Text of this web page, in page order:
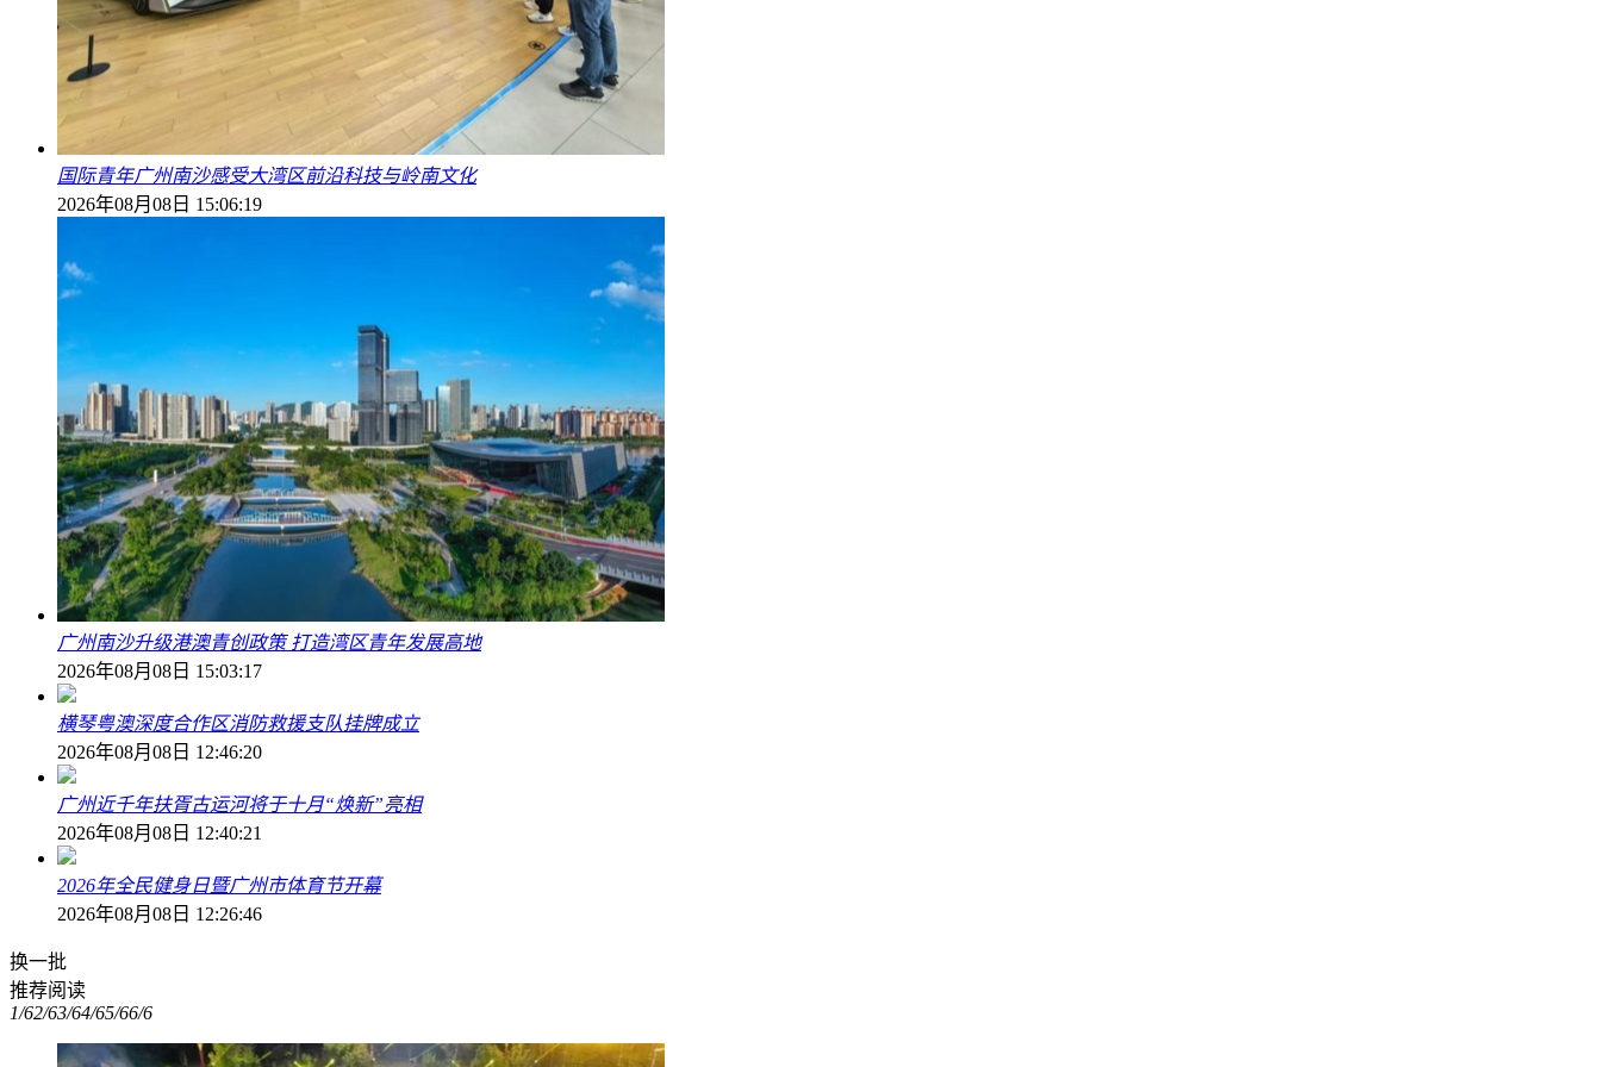
国际青年广州南沙感受大湾区前沿科技与岭南文化
2026年08月08日 15:06:19
广州南沙升级港澳青创政策 打造湾区青年发展高地
2026年08月08日 15:03:17
横琴粤澳深度合作区消防救援支队挂牌成立
2026年08月08日 12:46:20
广州近千年扶胥古运河将于十月“焕新”亮相
2026年08月08日 12:40:21
2026年全民健身日暨广州市体育节开幕
2026年08月08日 12:26:46
换一批
推荐阅读
1/62/63/64/65/66/6